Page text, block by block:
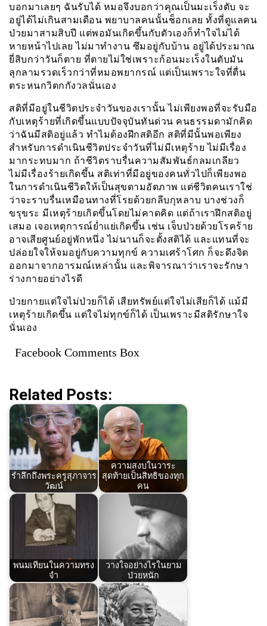
บอกมาเลยๆ ฉันรับได้ หมอจึงบอกว่าคุณเป็นมะเร็งตับ จะ
อยู่ได้ไม่เกินสามเดือน พยาบาลคนนั้นช็อกเลย ทั้งที่ดูแลคน
ป่วยมาสามสิบปี แต่พอมันเกิดขึ้นกับตัวเองก็ทำใจไม่ได้
หายหน้าไปเลย ไม่มาทำงาน ซึมอยู่กับบ้าน อยู่ได้ประมาณ
ยี่สิบกว่าวันก็ตาย ที่ตายไม่ใช่เพราะก้อนมะเร็งในตับมัน
ลุกลามรวดเร็วกว่าที่หมอพยากรณ์ แต่เป็นเพราะใจที่ตื่น
ตระหนกวิตกกังวลนั่นเอง
สติที่มีอยู่ในชีวิตประจำวันของเรานั้น ไม่เพียงพอที่จะรับมือ
กับเหตุร้ายที่เกิดขึ้นแบบปัจจุบันทันด่วน คนธรรมดามักคิด
ว่าฉันมีสติอยู่แล้ว ทำไมต้องฝึกสติอีก สติที่มีนั้นพอเพียง
สำหรับการดำเนินชีวิตประจำวันที่ไม่มีเหตุร้าย ไม่มีเรื่อง
มากระทบมาก ถ้าชีวิตราบรื่นความสัมพันธ์กลมเกลียว
ไม่มีเรื่องร้ายเกิดขึ้น สติเท่าที่มีอยู่ของคนทั่วไปก็เพียงพอ
ในการดำเนินชีวิตให้เป็นสุขตามอัตภาพ แต่ชีวิตคนเราใช่
ว่าจะราบรื่นเหมือนทางที่โรยด้วยกลีบกุหลาบ บางช่วงก็
ขรุขระ มีเหตุร้ายเกิดขึ้นโดยไม่คาดคิด แต่ถ้าเราฝึกสติอยู่
เสมอ เจอเหตุการณ์ย่ำแย่เกิดขึ้น เช่น เจ็บป่วยด้วยโรคร้าย
อาจเสียศูนย์อยู่พักหนึ่ง ไม่นานก็จะตั้งสติได้ และแทนที่จะ
ปล่อยใจให้จมอยู่กับความทุกข์ ความเศร้าโศก ก็จะดึงจิต
ออกมาจากอารมณ์เหล่านั้น และพิจารณาว่าเราจะรักษา
ร่างกายอย่างไรดี
ป่วยกายแต่ใจไม่ป่วยก็ได้ เสียทรัพย์แต่ใจไม่เสียก็ได้ แม้มี
เหตุร้ายเกิดขึ้น แต่ใจไม่ทุกข์ก็ได้ เป็นเพราะมีสติรักษาใจ
นั่นเอง
Facebook Comments Box
Related Posts:
รำลึกถึงพระครูสุภาจาร
วัฒน์
ความสงบในวาระ
สุดท้ายเป็นสิทธิของทุก
คน
พนมเทียนในความทรง
จำ
วางใจอย่างไรในยาม
ป่วยหนัก